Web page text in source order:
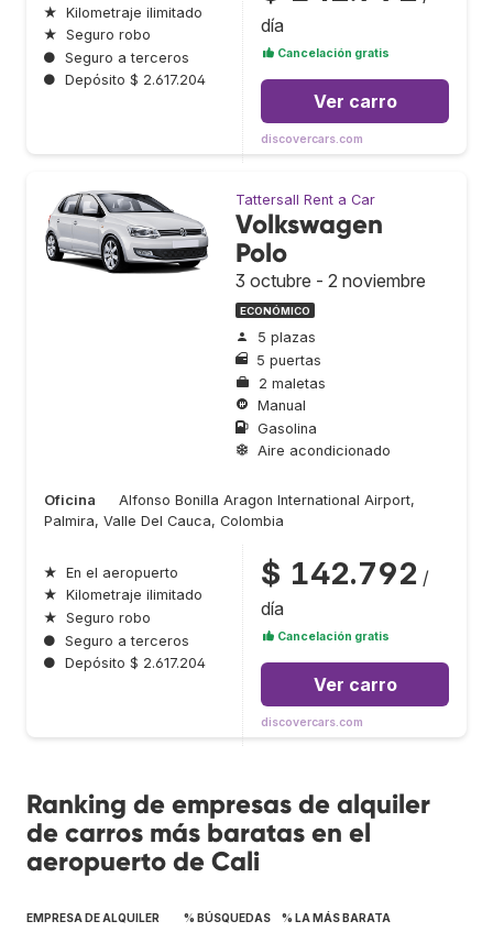
★ Kilometraje ilimitado
★ Seguro robo
● Seguro a terceros
● Depósito $ 2.617.204
día
Cancelación gratis
Ver carro
discovercars.com
Tattersall Rent a Car
Volkswagen
Polo
3 octubre - 2 noviembre
ECONÓMICO
5 plazas
5 puertas
2 maletas
Manual
Gasolina
Aire acondicionado
Oficina
Alfonso Bonilla Aragon International Airport,
Palmira, Valle Del Cauca, Colombia
★ En el aeropuerto
★ Kilometraje ilimitado
★ Seguro robo
● Seguro a terceros
● Depósito $ 2.617.204
$ 142.792 /
día
Cancelación gratis
Ver carro
discovercars.com
Ranking de empresas de alquiler
de carros más baratas en el
aeropuerto de Cali
EMPRESA DE ALQUILER % BÚSQUEDAS % LA MÁS BARATA